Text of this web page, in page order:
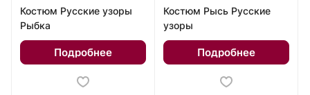
Костюм Русские узоры
Рыбка
Подробнее
Костюм Рысь Русские
узоры
Подробнее